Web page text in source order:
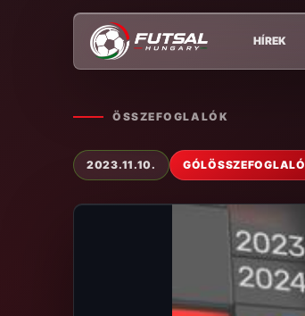
HÍREK
ÖSSZEFOGLALÓK
2023.11.10. GÓLÖSSZEFOGLALÓ